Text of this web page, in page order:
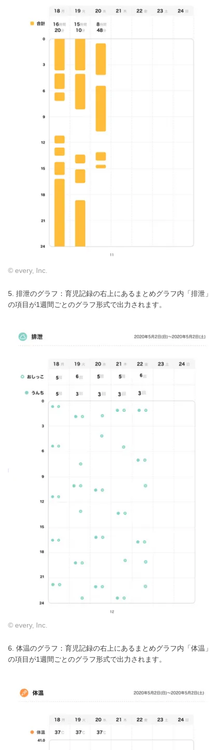
© every, Inc.
5. 排泄のグラフ：育児記録の右上にあるまとめグラフ内「排泄」
の項目が1週間ごとのグラフ形式で出力されます。
© every, Inc.
6. 体温のグラフ：育児記録の右上にあるまとめグラフ内「体温」
の項目が1週間ごとのグラフ形式で出力されます。